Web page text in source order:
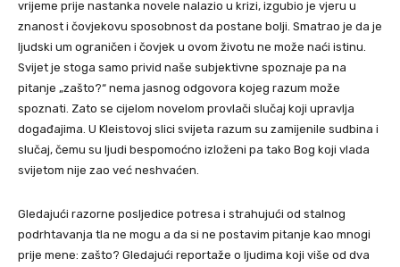
vrijeme prije nastanka novele nalazio u krizi, izgubio je vjeru u
znanost i čovjekovu sposobnost da postane bolji. Smatrao je da je
ljudski um ograničen i čovjek u ovom životu ne može naći istinu.
Svijet je stoga samo privid naše subjektivne spoznaje pa na
pitanje „zašto?“ nema jasnog odgovora kojeg razum može
spoznati. Zato se cijelom novelom provlači slučaj koji upravlja
događajima. U Kleistovoj slici svijeta razum su zamijenile sudbina i
slučaj, čemu su ljudi bespomoćno izloženi pa tako Bog koji vlada
svijetom nije zao već neshvaćen.
Gledajući razorne posljedice potresa i strahujući od stalnog
podrhtavanja tla ne mogu a da si ne postavim pitanje kao mnogi
prije mene: zašto? Gledajući reportaže o ljudima koji više od dva